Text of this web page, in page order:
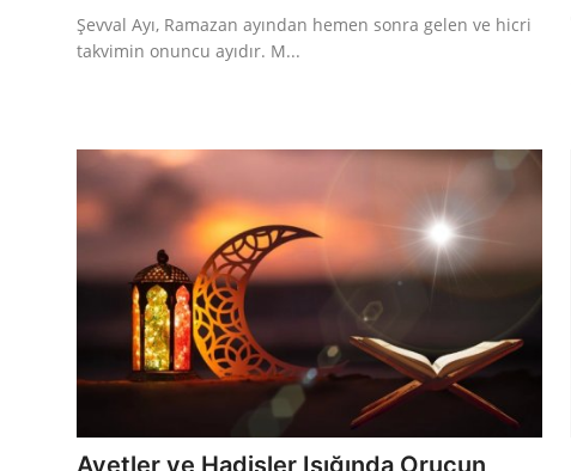
Şevval Ayı, Ramazan ayından hemen sonra gelen ve hicri
takvimin onuncu ayıdır. M...
Ayetler ve Hadisler Işığında Orucun